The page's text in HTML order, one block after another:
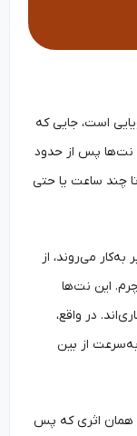
است، جایی که
پس از حدود
ساعت یا حتی
می‌روند، از
نت‌ها
واقع،
از بین
اثری که پس